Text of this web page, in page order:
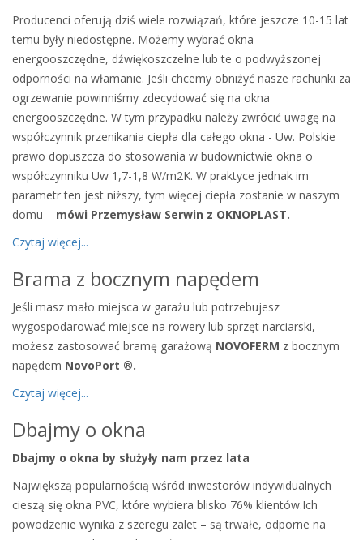
Producenci oferują dziś wiele rozwiązań, które jeszcze 10-15 lat
temu były niedostępne. Możemy wybrać okna
energooszczędne, dźwiękoszczelne lub te o podwyższonej
odporności na włamanie. Jeśli chcemy obniżyć nasze rachunki za
ogrzewanie powinniśmy zdecydować się na okna
energooszczędne. W tym przypadku należy zwrócić uwagę na
współczynnik przenikania ciepła dla całego okna - Uw. Polskie
prawo dopuszcza do stosowania w budownictwie okna o
współczynniku Uw 1,7-1,8 W/m2K. W praktyce jednak im
parametr ten jest niższy, tym więcej ciepła zostanie w naszym
domu – mówi Przemysław Serwin z OKNOPLAST.
Czytaj więcej...
Brama z bocznym napędem
Jeśli masz mało miejsca w garażu lub potrzebujesz
wygospodarować miejsce na rowery lub sprzęt narciarski,
możesz zastosować bramę garażową NOVOFERM z bocznym
napędem NovoPort ®.
Czytaj więcej...
Dbajmy o okna
Dbajmy o okna by służyły nam przez lata
Największą popularnością wśród inwestorów indywidualnych
cieszą się okna PVC, które wybiera blisko 76% klientów.Ich
powodzenie wynika z szeregu zalet – są trwałe, odporne na